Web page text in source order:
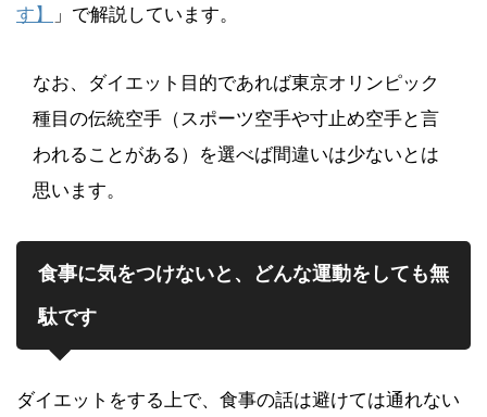
す】
」で解説しています。
なお、ダイエット目的であれば東京オリンピック
種目の伝統空手（スポーツ空手や寸止め空手と言
われることがある）を選べば間違いは少ないとは
思います。
食事に気をつけないと、どんな運動をしても無
駄です
ダイエットをする上で、食事の話は避けては通れない